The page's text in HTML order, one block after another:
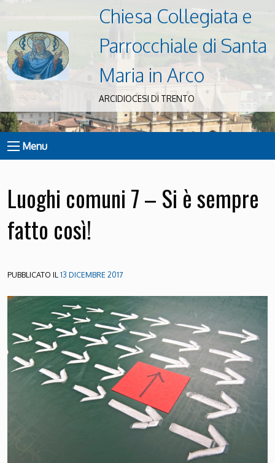
Chiesa Collegiata e
Parrocchiale di Santa
Maria in Arco
ARCIDIOCESI DI TRENTO
Menu
Luoghi comuni 7 – Si è sempre
fatto così!
PUBBLICATO IL13 DICEMBRE 2017